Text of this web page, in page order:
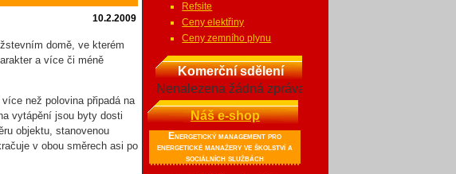
10.2.2009
domě, ve kterém
a více či méně
než polovina připadá na
vytápění jsou byty dosti
objektu, stanovenou
v obou směrech asi po
Refsite
Ceny elektřiny
Ceny zemního plynu
Komerční sdělení
Nenalezena žádná zpráva
Náš e-shop
Energetický management pro
energetické manažery ve školství a
sociálních službách